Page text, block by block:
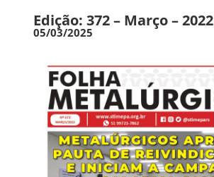
Edição: 372 – Março – 2022
05/03/2025